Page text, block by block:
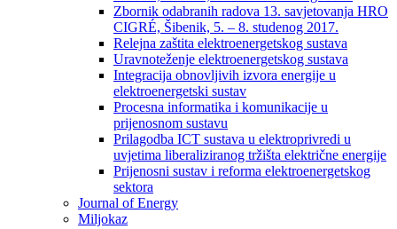
Zbornik odabranih radova 13. savjetovanja HRO
CIGRÉ, Šibenik, 5. – 8. studenog 2017.
Relejna zaštita elektroenergetskog sustava
Uravnoteženje elektroenergetskog sustava
Integracija obnovljivih izvora energije u
elektroenergetski sustav
Procesna informatika i komunikacije u
prijenosnom sustavu
Prilagodba ICT sustava u elektroprivredi u
uvjetima liberaliziranog tržišta električne energije
Prijenosni sustav i reforma elektroenergetskog
sektora
Journal of Energy
Miljokaz